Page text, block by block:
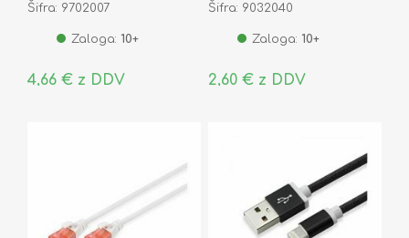
Šifra: 9702007
Zaloga: 10+
4,66 € z DDV
Šifra: 9032040
Zaloga: 10+
2,60 € z DDV